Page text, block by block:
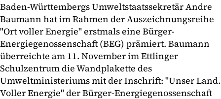
Baden-Württembergs Umweltstaatssekretär Andre
Baumann hat im Rahmen der Auszeichnungsreihe
"Ort voller Energie" erstmals eine Bürger-
Energiegenossenschaft (BEG) prämiert. Baumann
überreichte am 11. November im Ettlinger
Schulzentrum die Wandplakette des
Umweltministeriums mit der Inschrift: "Unser Land.
Voller Energie" der Bürger-Energiegenossenschaft